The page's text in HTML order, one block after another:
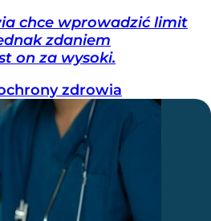
chce wprowadzić limit
zdaniem
on za wysoki.
zdrowia